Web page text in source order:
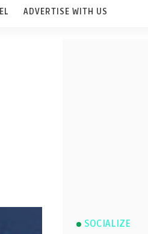
ADVERTISE WITH US
SOCIALIZE